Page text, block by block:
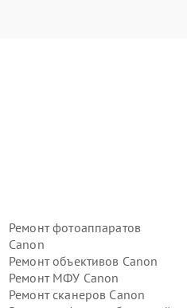
Ремонт фотоаппаратов
Canon
Ремонт объективов Canon
Ремонт МФУ Canon
Ремонт сканеров Canon